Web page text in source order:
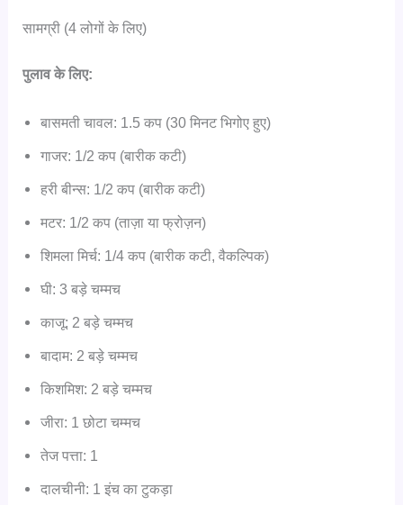
सामग्री (4 लोगों के लिए)
पुलाव के लिए:
बासमती चावल: 1.5 कप (30 मिनट भिगोए हुए)
गाजर: 1/2 कप (बारीक कटी)
हरी बीन्स: 1/2 कप (बारीक कटी)
मटर: 1/2 कप (ताज़ा या फ्रोज़न)
शिमला मिर्च: 1/4 कप (बारीक कटी, वैकल्पिक)
घी: 3 बड़े चम्मच
काजू: 2 बड़े चम्मच
बादाम: 2 बड़े चम्मच
किशमिश: 2 बड़े चम्मच
जीरा: 1 छोटा चम्मच
तेज पत्ता: 1
दालचीनी: 1 इंच का टुकड़ा